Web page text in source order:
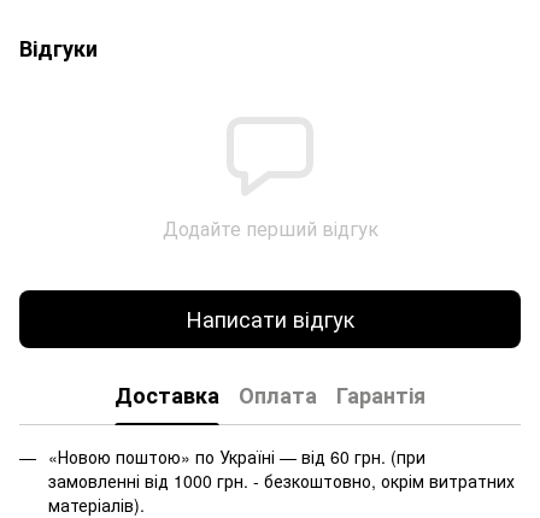
Відгуки
Додайте перший відгук
Написати відгук
Доставка Оплата Гарантія
«Новою поштою» по Україні — від 60 грн. (при
замовленні від 1000 грн. - безкоштовно, окрім витратних
матеріалів).